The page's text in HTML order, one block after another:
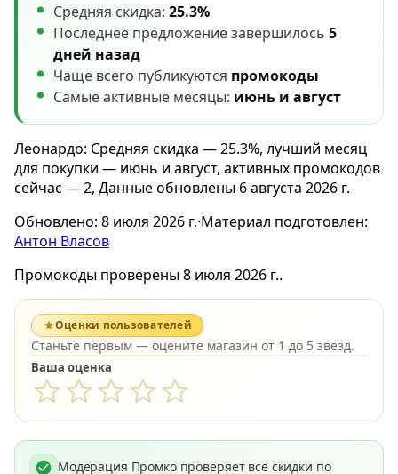
Средняя скидка: 25.3%
Последнее предложение завершилось 5
дней назад
Чаще всего публикуются промокоды
Самые активные месяцы: июнь и август
Леонардо: Средняя скидка — 25.3%, лучший месяц
для покупки — июнь и август, активных промокодов
сейчас — 2, Данные обновлены 6 августа 2026 г.
Обновлено: 8 июля 2026 г.·Материал подготовлен:
Антон Власов
Промокоды проверены 8 июля 2026 г..
Оценки пользователей
Станьте первым — оцените магазин от 1 до 5 звёзд.
Ваша оценка
Модерация Промко проверяет все скидки по